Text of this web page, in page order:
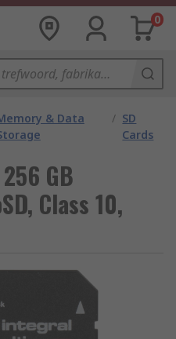
0
& Data
/ SD
Cards
GB
Class 10,